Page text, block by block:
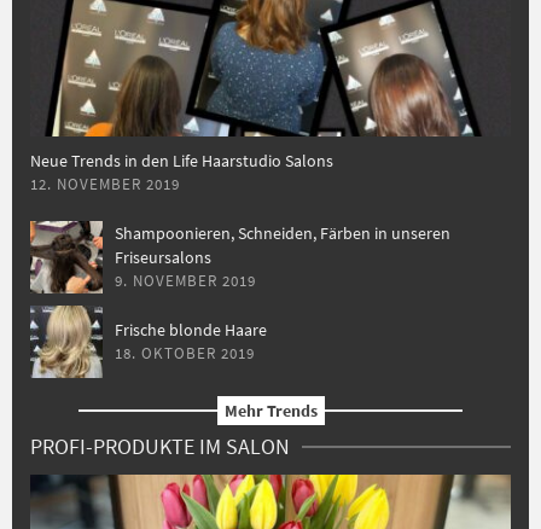
Neue Trends in den Life Haarstudio Salons
12. NOVEMBER 2019
Shampoonieren, Schneiden, Färben in unseren
Friseursalons
9. NOVEMBER 2019
Frische blonde Haare
18. OKTOBER 2019
Mehr Trends
PROFI-PRODUKTE IM SALON